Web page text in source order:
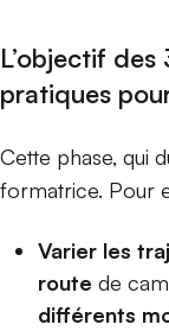
L’objectif
pratiques
Cette phase, qui
formatrice. Pour
Varier les
route de
différents